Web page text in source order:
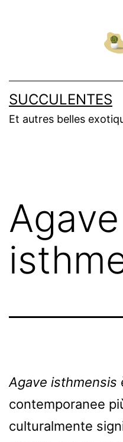
SUCCULENTES
Et autres belles
Agave
Agave isthmensis
contemporanee
culturalmente